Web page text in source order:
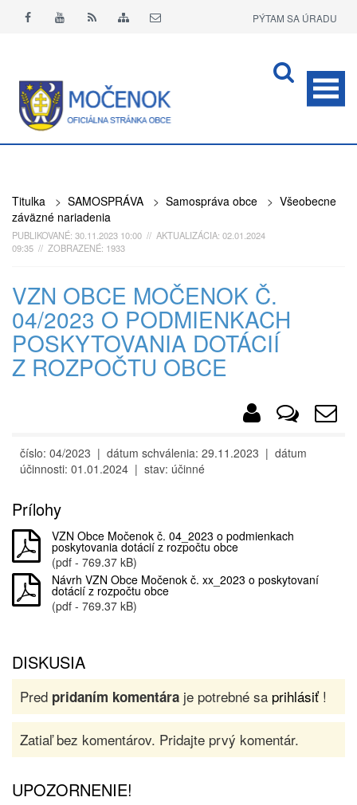
PÝTAM SA ÚRADU
Titulka > SAMOSPRÁVA > Samospráva obce > Všeobecne
záväzné nariadenia
PUBLIKOVANÉ: 30.11.2023 10:00 // AKTUALIZÁCIA: 02.01.2024
09:35 // ZOBRAZENÉ: 1933
VZN OBCE MOČENOK Č.
04/2023 O PODMIENKACH
POSKYTOVANIA DOTÁCIÍ
Z ROZPOČTU OBCE
číslo: 04/2023 | dátum schválenia: 29.11.2023 | dátum
účinnosti: 01.01.2024 | stav: účinné
Prílohy
VZN Obce Močenok č. 04_2023 o podmienkach
poskytovania dotácií z rozpočtu obce
(pdf - 769.37 kB)
Návrh VZN Obce Močenok č. xx_2023 o poskytovaní
dotácií z rozpočtu obce
(pdf - 769.37 kB)
DISKUSIA
Pred pridaním komentára je potrebné sa prihlásiť!
Zatiaľ bez komentárov. Pridajte prvý komentár.
UPOZORNENIE!